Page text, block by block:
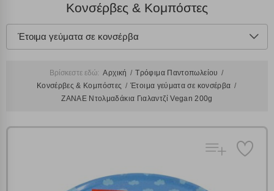
Κονσέρβες & Κομπόστες
Έτοιμα γεύματα σε κονσέρβα
Βρίσκεστε εδώ: Αρχική
Τρόφιμα Παντοπωλείου
Κονσέρβες & Κομπόστες
Έτοιμα γεύματα σε κονσέρβα
ΖΑΝΑΕ Ντολμαδάκια Γιαλαντζί Vegan 200g